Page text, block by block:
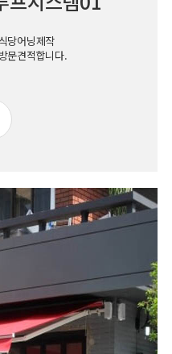
당어닝제작
문견적합니다.